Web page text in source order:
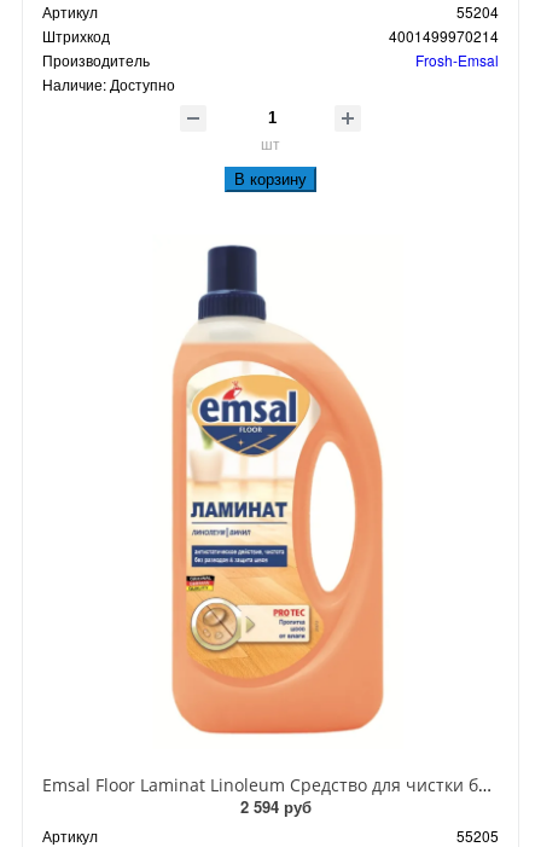
Артикул
55204
Штрихкод
4001499970214
Производитель
Frosh-Emsal
Наличие:Доступно
шт
В корзину
Emsal Floor Laminat Linoleum Средство для чистки без разводов и защиты ламината от влаги с пропиткой швов 1 л
2 594 руб
Артикул 55205